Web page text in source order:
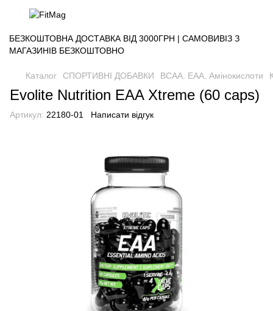
БЕЗКОШТОВНА ДОСТАВКА ВІД 3000ГРН | САМОВИВІЗ З
МАГАЗИНІВ БЕЗКОШТОВНО
Каталог СПОРТИВНІ ДОБАВКИ BCAA. EAA. Амінокислоти
Evolite Nutrition EAA Xtreme (60 caps)
Артикул: 22180-01 Написати відгук